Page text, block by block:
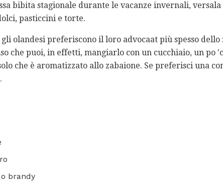
bibita stagionale durante le vacanze invernali,
pasticcini e torte.
olandesi preferiscono il loro advocaat più spesso
che puoi, in effetti, mangiarlo con un cucchiaio, un po
che è aromatizzato allo zabaione. Se preferisci una
brandy